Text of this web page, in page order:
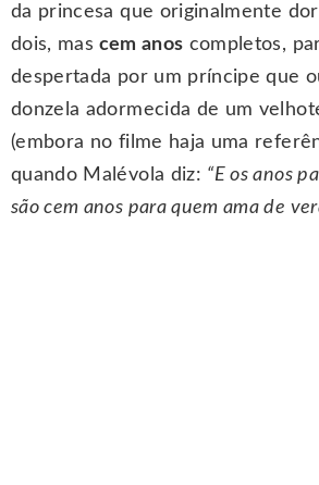
da princesa que originalmente
dois, mas cem anos completos,
despertada por um príncipe que
donzela adormecida de um
(embora no filme haja uma
quando Malévola diz: “E os anos
são cem anos para quem ama de